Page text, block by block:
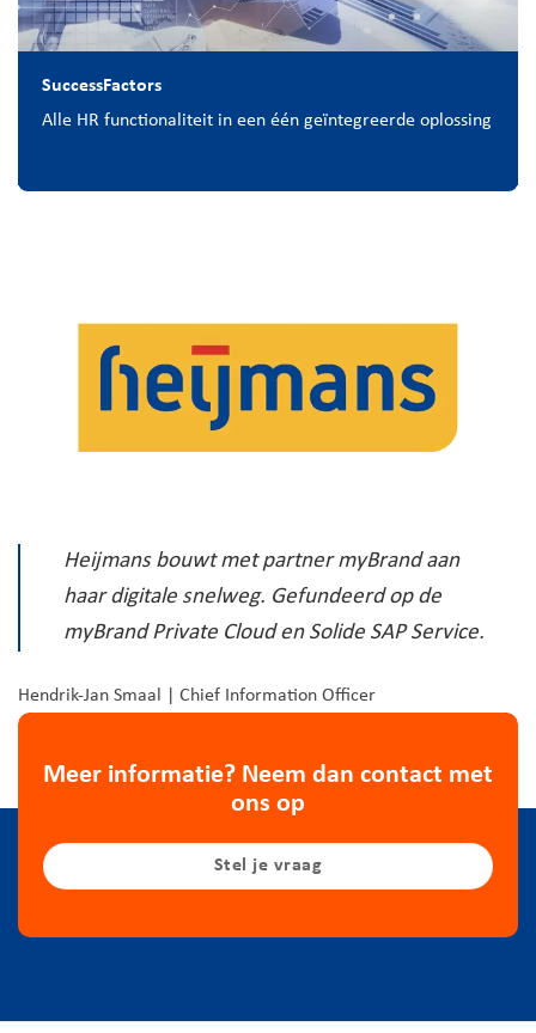
SuccessFactors
Alle HR functionaliteit in een één geïntegreerde oplossing
Heijmans bouwt met partner myBrand aan
haar digitale snelweg. Gefundeerd op de
myBrand Private Cloud en Solide SAP Service.
Hendrik-Jan Smaal | Chief Information Officer
Meer informatie? Neem dan contact met
ons op
Stel je vraag